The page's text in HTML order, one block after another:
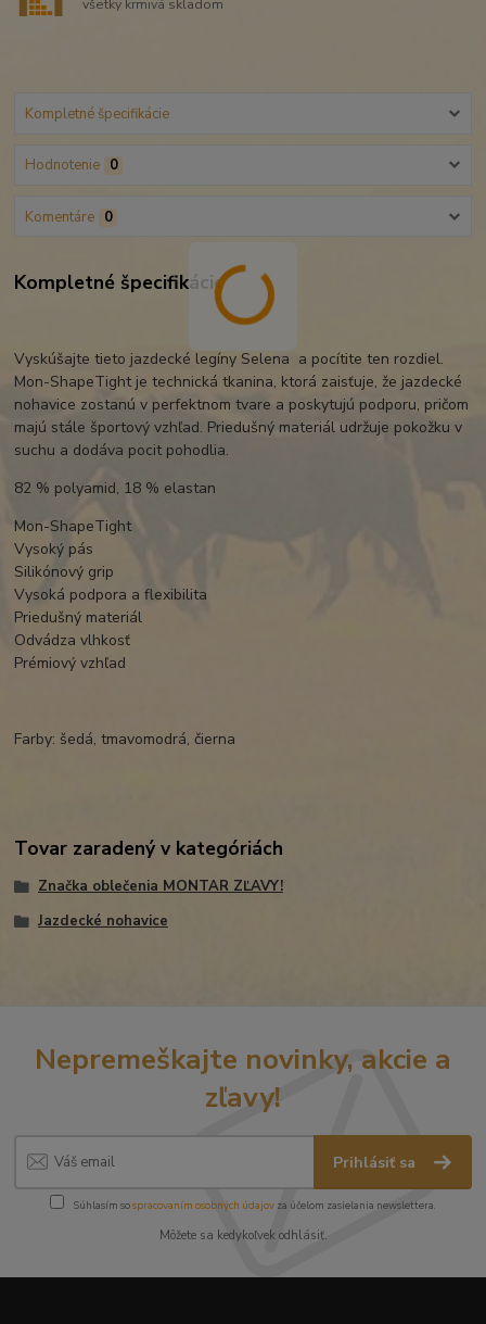
všetky krmivá skladom
Kompletné špecifikácie
Hodnotenie 0
Komentáre 0
Kompletné špecifikácie
Vyskúšajte tieto jazdecké legíny Selena a pocítite ten rozdiel.
Mon-ShapeTight je technická tkanina, ktorá zaisťuje, že jazdecké
nohavice zostanú v perfektnom tvare a poskytujú podporu, pričom
majú stále športový vzhľad. Priedušný materiál udržuje pokožku v
suchu a dodáva pocit pohodlia.
82 % polyamid, 18 % elastan
Mon-ShapeTight
Vysoký pás
Silikónový grip
Vysoká podpora a flexibilita
Priedušný materiál
Odvádza vlhkosť
Prémiový vzhľad
Farby: šedá, tmavomodrá, čierna
Tovar zaradený v kategóriách
Značka oblečenia MONTAR ZĽAVY!
Jazdecké nohavice
Nepremeškajte novinky, akcie a
zľavy!
Prihlásiť sa
Súhlasím sospracovaním osobných údajov za účelom zasielania newslettera.
Môžete sa kedykoľvek odhlásiť.